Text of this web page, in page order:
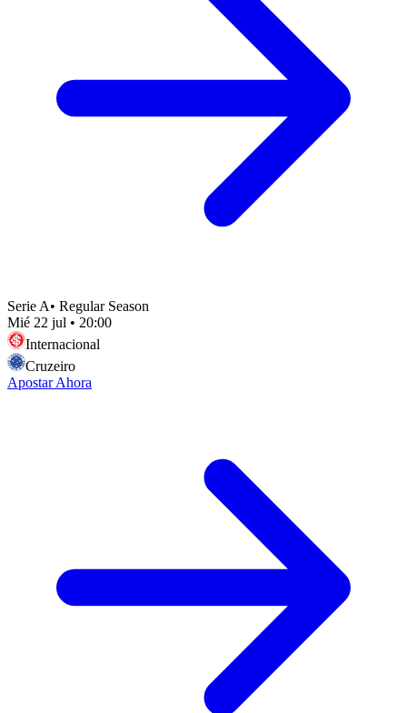
Serie A• Regular Season
Mié 22 jul • 20:00
Internacional
Cruzeiro
Apostar Ahora